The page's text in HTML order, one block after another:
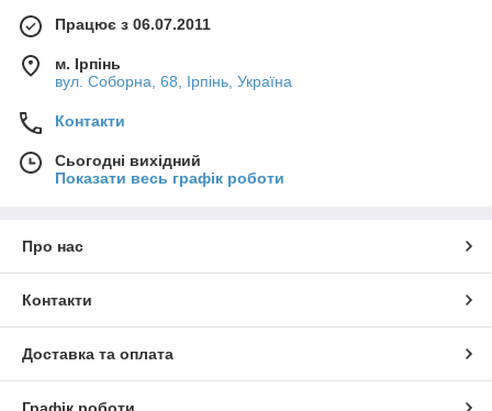
Працює з 06.07.2011
м. Ірпінь
вул. Соборна, 68, Ірпінь, Україна
Контакти
Сьогодні вихідний
Показати весь графік роботи
Про нас
Контакти
Доставка та оплата